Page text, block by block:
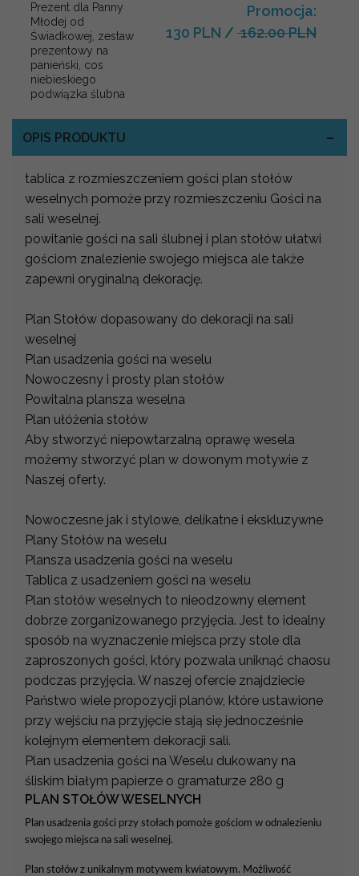
Prezent dla Panny
Młodej od
Świadkowej, zestaw
prezentowy na
panieński, cos
niebieskiego
podwiązka ślubna
Promocja:
130 PLN / 162.00 PLN
OPIS PRODUKTU
tablica z rozmieszczeniem gości plan stołów
weselnych pomoże przy rozmieszczeniu Gości na
sali weselnej.
powitanie gości na sali ślubnej i plan stołów ułatwi
gościom znalezienie swojego miejsca ale także
zapewni oryginalną dekorację.
Plan Stołów dopasowany do dekoracji na sali
weselnej
Plan usadzenia gości na weselu
Nowoczesny i prosty plan stołów
Powitalna plansza weselna
Plan ułóżenia stołów
Aby stworzyć niepowtarzalną oprawę wesela
możemy stworzyć plan w dowonym motywie z
Naszej oferty.
Nowoczesne jak i stylowe, delikatne i ekskluzywne
Plany Stołów na weselu
Plansza usadzenia gości na weselu
Tablica z usadzeniem gości na weselu
Plan stołów weselnych to nieodzowny element
dobrze zorganizowanego przyjęcia. Jest to idealny
sposób na wyznaczenie miejsca przy stole dla
zaproszonych gości, który pozwala uniknąć chaosu
podczas przyjęcia. W naszej ofercie znajdziecie
Państwo wiele propozycji planów, które ustawione
przy wejściu na przyjęcie stają się jednocześnie
kolejnym elementem dekoracji sali.
Plan usadzenia gości na Weselu dukowany na
śliskim białym papierze o gramaturze 280 g
PLAN STOŁÓW WESELNYCH
Plan usadzenia gości przy stołach pomoże gościom w odnalezieniu
swojego miejsca na sali weselnej.
Plan stołów z unikalnym motywem kwiatowym. Możliwość